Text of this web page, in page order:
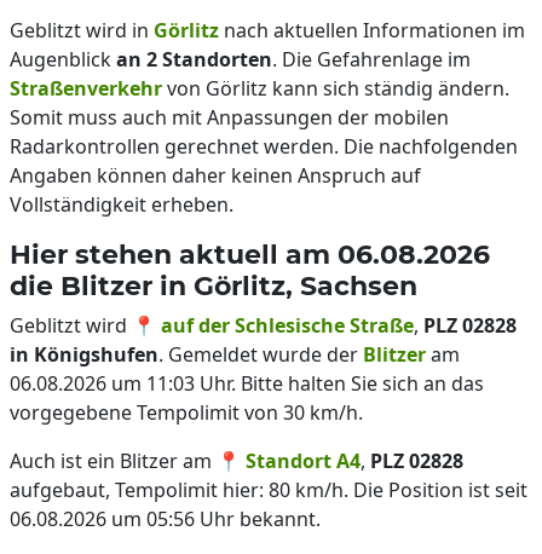
Geblitzt wird in Görlitz nach aktuellen Informationen im
Augenblickan 2 Standorten. Die Gefahrenlage im
Straßenverkehrvon Görlitz kann sich ständig ändern.
Somit muss auch mit Anpassungen der mobilen
Radarkontrollen gerechnet werden. Die nachfolgenden
Angaben können daher keinen Anspruch auf
Vollständigkeit erheben.
Hier stehen aktuell am 06.08.2026
die Blitzer in Görlitz, Sachsen
Geblitzt wird 📍 auf der Schlesische Straße, PLZ 02828
in Königshufen. Gemeldet wurde der Blitzeram
06.08.2026 um 11:03 Uhr. Bitte halten Sie sich an das
vorgegebene Tempolimit von 30 km/h.
Auch ist ein Blitzer am 📍 Standort A4, PLZ 02828
aufgebaut, Tempolimit hier: 80 km/h. Die Position ist seit
06.08.2026 um 05:56 Uhr bekannt.